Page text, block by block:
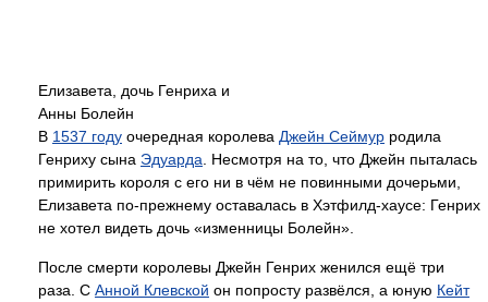
Елизавета, дочь Генриха и
Анны Болейн
В 1537 году очередная королева Джейн Сеймур родила
Генриху сына Эдуарда . Несмотря на то, что Джейн пыталась
примирить короля с его ни в чём не повинными дочерьми,
Елизавета по-прежнему оставалась в Хэтфилд-хаусе: Генрих
не хотел видеть дочь «изменницы Болейн».
После смерти королевы Джейн Генрих женился ещё три
раза. С Анной Клевской он попросту развёлся, а юную Кейт